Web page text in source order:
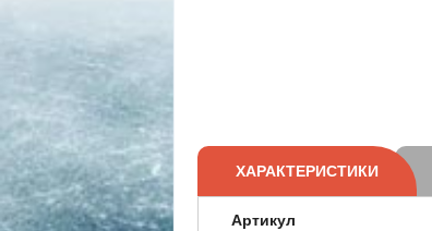
ХАРАКТЕРИСТИКИ
Артикул